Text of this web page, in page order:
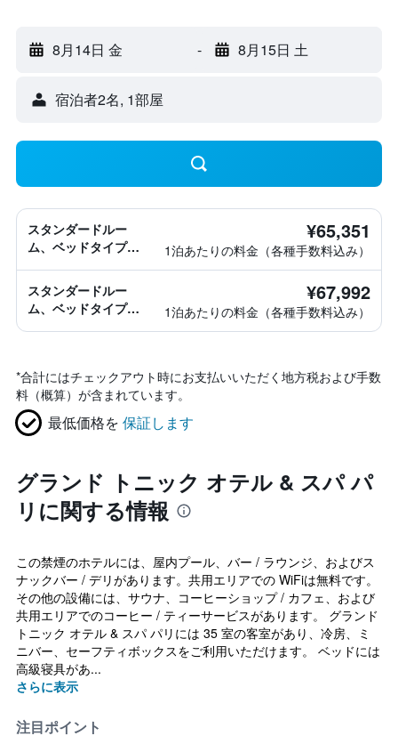
8月14日 金 - 8月15日 土
宿泊者2名, 1​部屋
スタンダードルー
ム、ベッドタイプ情
¥65,351
1泊あたりの料金（各種手数料込み）
スタンダードルー
ム、ベッドタイプ情
¥67,992
1泊あたりの料金（各種手数料込み）
*合計にはチェックアウト時にお支払いいただく地方税および手数
料（概算）が含まれています。
最低価格を 保証します
グランド トニック オテル & スパ パ
リに関する情報
この禁煙のホテルには、屋内プール、バー / ラウンジ、およびス
ナックバー / デリがあります。共用エリアでの WiFiは無料です。
その他の設備には、サウナ、コーヒーショップ / カフェ、および
共用エリアでのコーヒー / ティーサービスがあります。 グランド
トニック オテル & スパ パリには 35 室の客室があり、冷房、ミ
ニバー、セーフティボックスをご利用いただけます。 ベッドには
高級寝具があ...
さらに表示
注目ポイント